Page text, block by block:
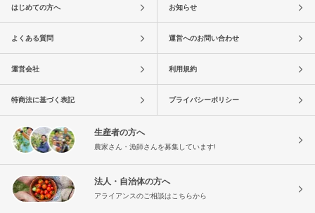
はじめての方へ お知らせ
よくある質問 運営へのお問い合わせ
運営会社 利用規約
特商法に基づく表記 プライバシーポリシー
生産者の方へ
農家さん・漁師さんを募集しています!
法人・自治体の方へ
アライアンスのご相談はこちらから